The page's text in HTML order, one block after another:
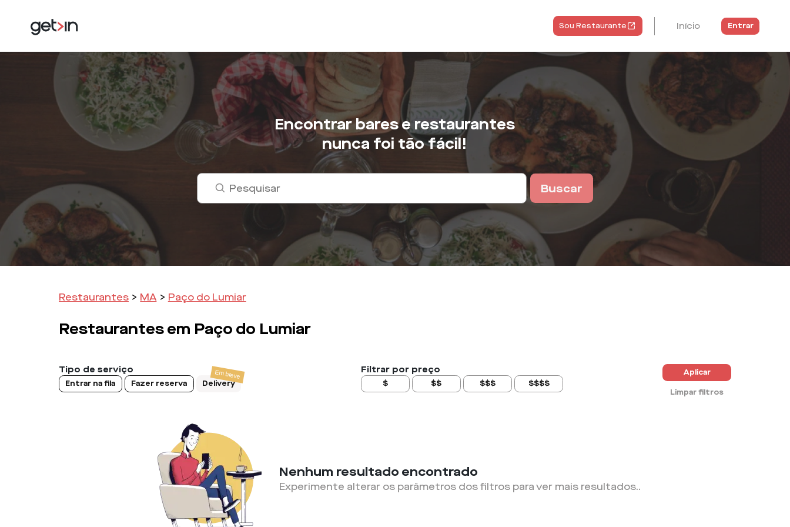
Sou Restaurante Início Entrar
Encontrar bares e restaurantes
nunca foi tão fácil!
Buscar
Restaurantes > MA > Paço do Lumiar
Restaurantes em Paço do Lumiar
Tipo de serviço
Entrar na fila Fazer reserva Delivery
Filtrar por preço
$ $$ $$$ $$$$
Aplicar
Limpar filtros
Nenhum resultado encontrado
Experimente alterar os parâmetros dos filtros para ver mais resultados..